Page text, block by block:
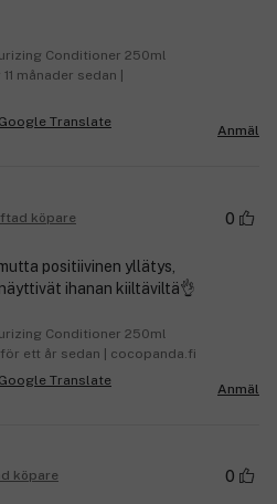
Conditioner 250ml
månader sedan |
Anmäl
köpare 0
positiivinen yllätys,
ihanan kiiltäviltä👌
Conditioner 250ml
ett år sedan | cocopanda.fi
Anmäl
köpare 0